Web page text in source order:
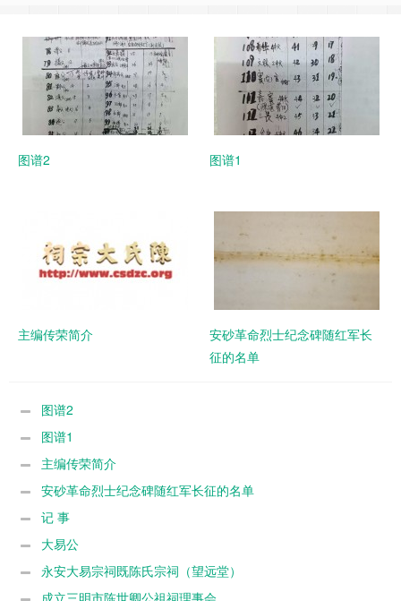
图谱2 图谱1
主编传荣简介
安砂革命烈士纪念碑随红军长
征的名单
图谱2
图谱1
主编传荣简介
安砂革命烈士纪念碑随红军长征的名单
记 事
大易公
永安大易宗祠既陈氏宗祠（望远堂）